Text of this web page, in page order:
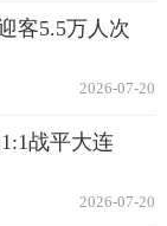
客5.5万人次
2026-07-20
战平大连
2026-07-20